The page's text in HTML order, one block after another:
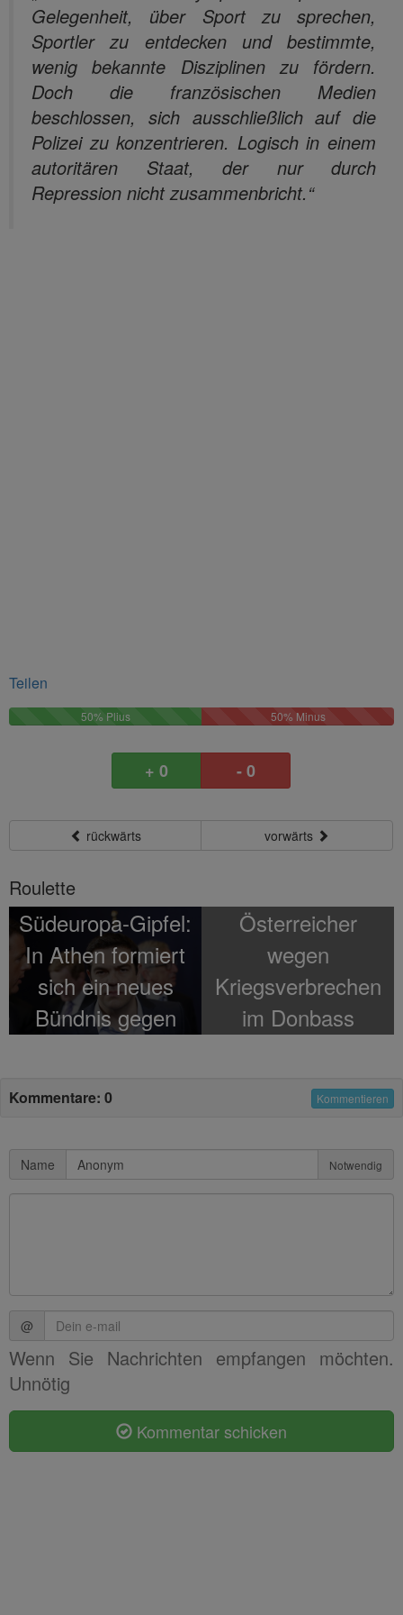
Gelegenheit, über Sport zu sprechen,
Sportler zu entdecken und bestimmte,
wenig bekannte Disziplinen zu fördern.
Doch die französischen Medien
beschlossen, sich ausschließlich auf die
Polizei zu konzentrieren. Logisch in einem
autoritären Staat, der nur durch
Repression nicht zusammenbricht.“
Teilen
50% Plius50%
50% Minus50%
+ 0 - 0
rückwärts vorwärts
Roulette
Südeuropa-Gipfel:
In Athen formiert
sich ein neues
Bündnis gegen
Österreicher
wegen
Kriegsverbrechen
im Donbass
Kommentare: 0 Kommentieren
Name Notwendig
@
Wenn Sie Nachrichten empfangen möchten.
Unnötig
Kommentar schicken